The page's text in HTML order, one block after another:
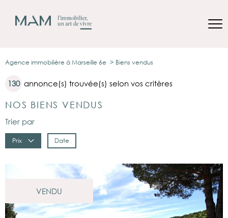
Agence immobilière à Marseille 6e Biens vendus
130 annonce(s) trouvée(s) selon vos critères
NOS BIENS VENDUS
Trier par
Prix Date
VENDU